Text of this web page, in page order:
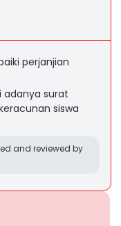
perjanjian
adanya surat
siswa
and reviewed by